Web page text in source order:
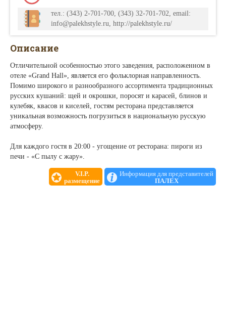
тел.: (343) 2-701-700, (343) 32-701-702, email:
info@palekhstyle.ru, http://palekhstyle.ru/
Описание
Отличительной особенностью этого заведения, расположенном в
отеле «Grand Hall», является его фольклорная направленность.
Помимо широкого и разнообразного ассортимента традиционных
русских кушаний: щей и окрошки, поросят и карасей, блинов и
кулебяк, квасов и киселей, гостям ресторана представляется
уникальная возможность погрузиться в национальную русскую
атмосферу.
Для каждого гостя в 20:00 - угощение от ресторана: пироги из
печи - «С пылу с жару».
V.I.P.
размещение
Информация для представителей
ПАЛЕХ